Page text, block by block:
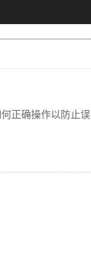
正确操作以防止误